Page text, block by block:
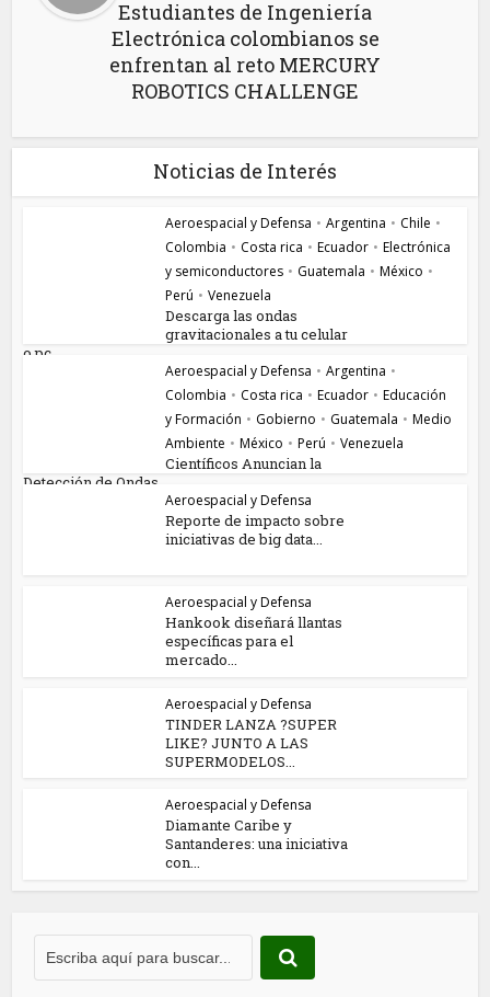
Estudiantes de Ingeniería
Electrónica colombianos se
enfrentan al reto MERCURY
ROBOTICS CHALLENGE
Noticias de Interés
Aeroespacial y Defensa • Argentina • Chile •
Colombia • Costa rica • Ecuador • Electrónica
y semiconductores • Guatemala • México •
Perú • Venezuela
Descarga las ondas
gravitacionales a tu celular
o pc...
Aeroespacial y Defensa • Argentina •
Colombia • Costa rica • Ecuador • Educación
y Formación • Gobierno • Guatemala • Medio
Ambiente • México • Perú • Venezuela
Científicos Anuncian la
Detección de Ondas...
Aeroespacial y Defensa
Reporte de impacto sobre
iniciativas de big data...
Aeroespacial y Defensa
Hankook diseñará llantas
específicas para el
mercado...
Aeroespacial y Defensa
TINDER LANZA ?SUPER
LIKE? JUNTO A LAS
SUPERMODELOS...
Aeroespacial y Defensa
Diamante Caribe y
Santanderes: una iniciativa
con...